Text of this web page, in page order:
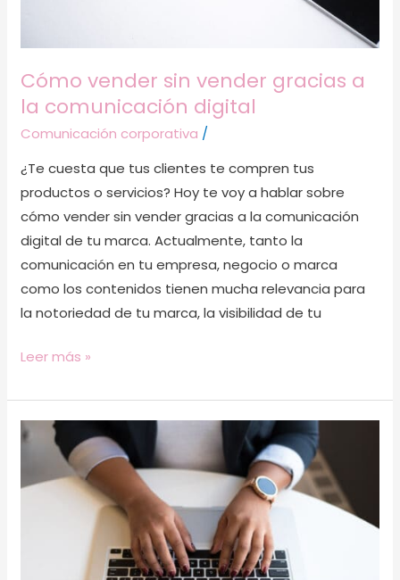
Cómo vender sin vender gracias a
la comunicación digital
Comunicación corporativa /
¿Te cuesta que tus clientes te compren tus
productos o servicios? Hoy te voy a hablar sobre
cómo vender sin vender gracias a la comunicación
digital de tu marca. Actualmente, tanto la
comunicación en tu empresa, negocio o marca
como los contenidos tienen mucha relevancia para
la notoriedad de tu marca, la visibilidad de tu
digital
Leer más »
Cómo
poner
un